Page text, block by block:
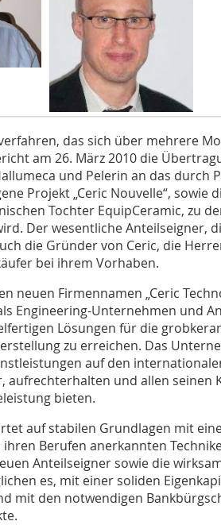
das sich über mehrere
am 26. März 2010 die
und Pelerin an das durch
Projekt „Ceric Nouvelle“, sowie
Tochter EquipCeramic, zu
Der wesentliche Anteilseigner,
die Gründer von Ceric, die
bei ihrem Vorhaben.
neuen Firmennamen „Ceric
Engineering-Unternehmen und
Lösungen für die
zu erreichen. Das
auf den
aufrechterhalten und allen seinen
bieten.
auf stabilen Grundlagen mit
Berufen anerkannten
Anteilseigner sowie die
es, mit einer soliden
mit den notwendigen